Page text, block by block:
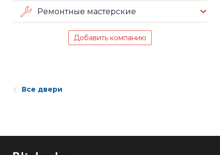
Ремонтные мастерские
Добавить компанию
Все двери